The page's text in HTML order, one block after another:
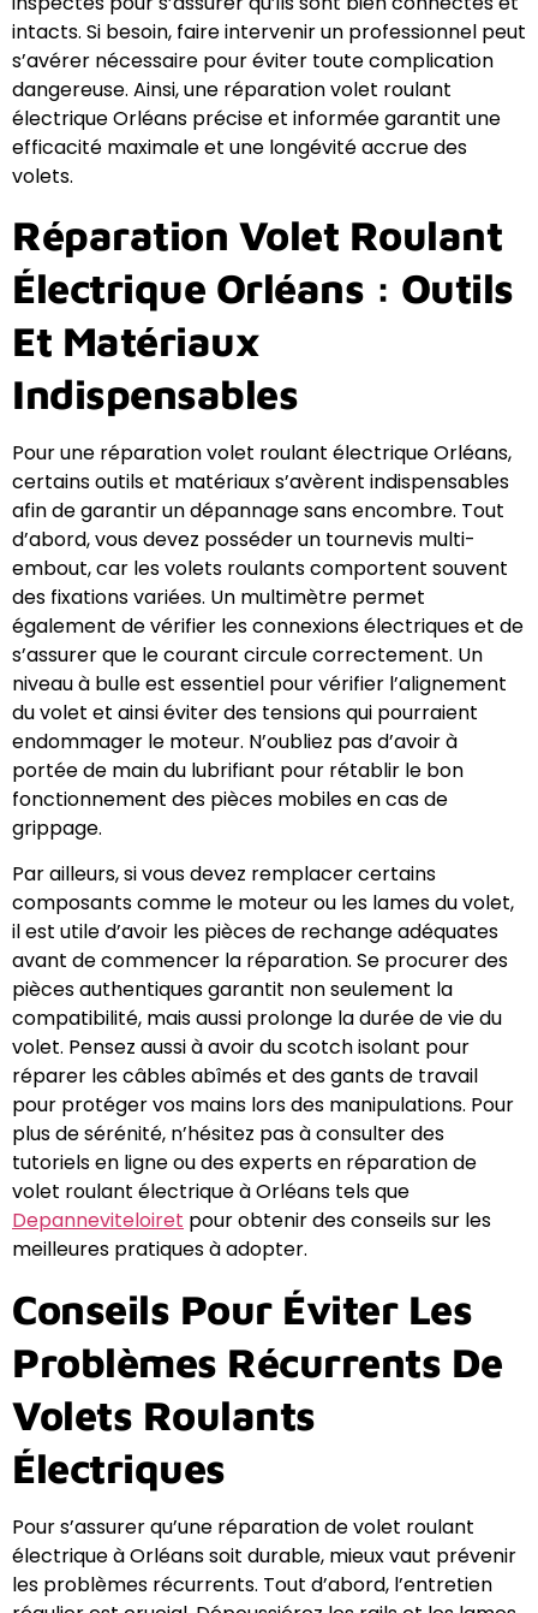
intacts. Si besoin, faire intervenir un professionnel peut
s’avérer nécessaire pour éviter toute complication
dangereuse. Ainsi, une réparation volet roulant
électrique Orléans précise et informée garantit une
efficacité maximale et une longévité accrue des
volets.
Réparation Volet Roulant
Électrique Orléans : Outils
Et Matériaux
Indispensables
Pour une réparation volet roulant électrique Orléans,
certains outils et matériaux s’avèrent indispensables
afin de garantir un dépannage sans encombre. Tout
d’abord, vous devez posséder un tournevis multi-
embout, car les volets roulants comportent souvent
des fixations variées. Un multimètre permet
également de vérifier les connexions électriques et de
s’assurer que le courant circule correctement. Un
niveau à bulle est essentiel pour vérifier l’alignement
du volet et ainsi éviter des tensions qui pourraient
endommager le moteur. N’oubliez pas d’avoir à
portée de main du lubrifiant pour rétablir le bon
fonctionnement des pièces mobiles en cas de
grippage.
Par ailleurs, si vous devez remplacer certains
composants comme le moteur ou les lames du volet,
il est utile d’avoir les pièces de rechange adéquates
avant de commencer la réparation. Se procurer des
pièces authentiques garantit non seulement la
compatibilité, mais aussi prolonge la durée de vie du
volet. Pensez aussi à avoir du scotch isolant pour
réparer les câbles abîmés et des gants de travail
pour protéger vos mains lors des manipulations. Pour
plus de sérénité, n’hésitez pas à consulter des
tutoriels en ligne ou des experts en réparation de
volet roulant électrique à Orléans tels que
Depanneviteloiret pour obtenir des conseils sur les
meilleures pratiques à adopter.
Conseils Pour Éviter Les
Problèmes Récurrents De
Volets Roulants
Électriques
Pour s’assurer qu’une réparation de volet roulant
électrique à Orléans soit durable, mieux vaut prévenir
les problèmes récurrents. Tout d’abord, l’entretien